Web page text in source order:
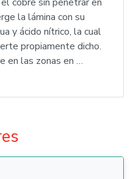
la lámina con su
y ácido nítrico, la cual
propiamente dicho.
en las zonas en …